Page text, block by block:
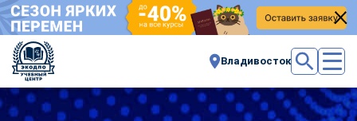
Владивосток